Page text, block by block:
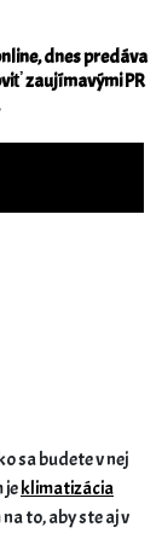
dnes predáva
zaujímavými PR
sa budete v nej
jeklimatizácia
to, aby ste aj v